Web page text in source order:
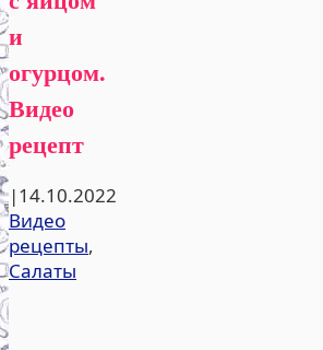
и
огурцом.
Видео
рецепт
|14.10.2022
Видео
рецепты,
Салаты